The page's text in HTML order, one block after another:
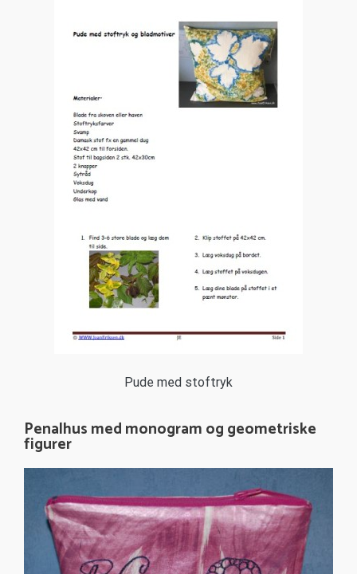
Pude med stoftryk
Penalhus med monogram og geometriske
figurer